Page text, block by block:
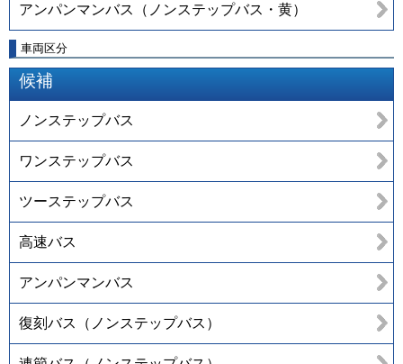
アンパンマンバス（ノンステップバス・黄）
車両区分
候補
ノンステップバス
ワンステップバス
ツーステップバス
高速バス
アンパンマンバス
復刻バス（ノンステップバス）